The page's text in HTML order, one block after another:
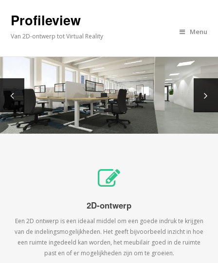
Profileview
Van 2D-ontwerp tot Virtual Reality
Menu
2D-ontwerp
Een 2D ontwerp is een ideaal middel om een goede indruk te krijgen
van de indelingsmogelijkheden. Het geeft bijvoorbeeld inzicht in hoe
een ruimte ingedeeld kan worden, het meubilair goed in de ruimte
past en of er mogelijkheden zijn om te groeien.